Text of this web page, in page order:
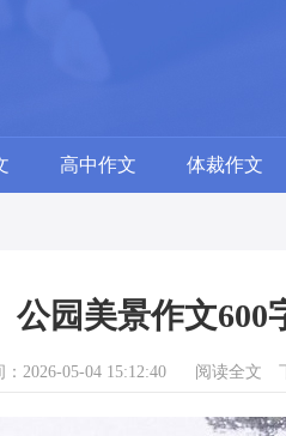
高中作文 体裁作文
公园美景作文600
：2026-05-04 15:12:40 阅读全文